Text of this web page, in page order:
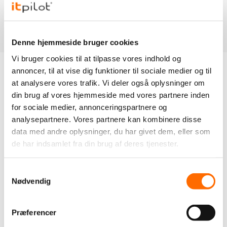
Denne hjemmeside bruger cookies
Vi bruger cookies til at tilpasse vores indhold og
annoncer, til at vise dig funktioner til sociale medier og til
at analysere vores trafik. Vi deler også oplysninger om
din brug af vores hjemmeside med vores partnere inden
for sociale medier, annonceringspartnere og
analysepartnere. Vores partnere kan kombinere disse
data med andre oplysninger, du har givet dem, eller som
de har indsamlet fra din brug af deres tjenester.
Nødvendig
Præferencer
Integration med sociale medier
& annonceplatforme
aktiver direkte til jeres sociale medier og
annonceplatforme. Dermed kan I skabe relevante og
aktuelle data.